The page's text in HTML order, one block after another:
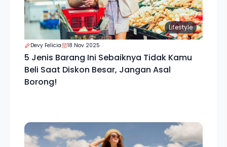
Lifestyle
Devy Felicia 18 Nov 2025
5 Jenis Barang Ini Sebaiknya Tidak Kamu
Beli Saat Diskon Besar, Jangan Asal
Borong!